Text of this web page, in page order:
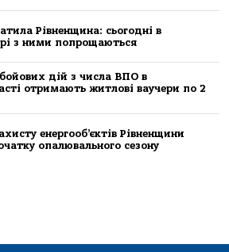
Рівненщина: сьогодні в
з ними попрощаються
дій з числа ВПО в
отримають житлові ваучери по 2
енергооб’єктів Рівненщини
опалювального сезону